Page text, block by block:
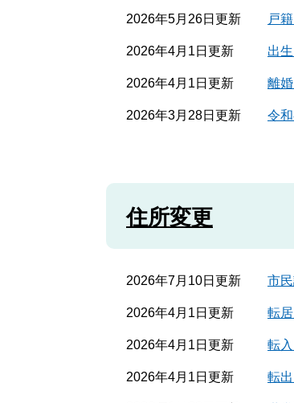
2026年5月26日更新 戸
2026年4月1日更新 出
2026年4月1日更新 離
2026年3月28日更新 令
住所変更
2026年7月10日更新 市
2026年4月1日更新 転
2026年4月1日更新 転
2026年4月1日更新 転